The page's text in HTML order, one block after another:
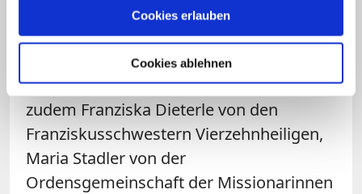
Cookies erlauben
Cookies ablehnen
Steyler Missionsschwestern, außerdem
Bruder Thomas Wierling vom Orden der
Canisianer, der Jesuit Stephan Kessler
und der Dominikaner Simon Hacker,
zudem Franziska Dieterle von den
Franziskusschwestern Vierzehnheiligen,
Maria Stadler von der
Ordensgemeinschaft der Missionarinnen